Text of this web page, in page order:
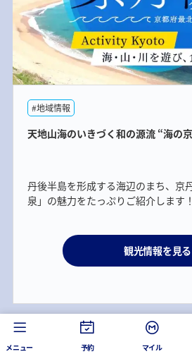
#地域情報
天地山海のいきづく和の源流 “海の
丹後半島を形成する海辺のまち、京
泉」の魅力をたっぷりご紹介します！
観光情報を見る
メニュー 予約 マイル